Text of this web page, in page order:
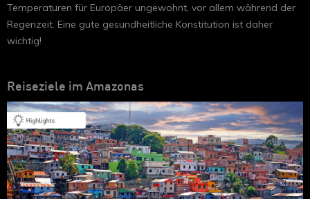
Temperaturen für Europäer ungewohnt, vor allem während der
Regenzeit. Eine gute gesundheitliche Konstitution ist daher
wichtig!
Reiseziele im Amazonas